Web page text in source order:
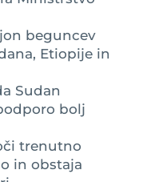
beguncev
Etiopije in
Sudan
bolj
trenutno
in obstaja